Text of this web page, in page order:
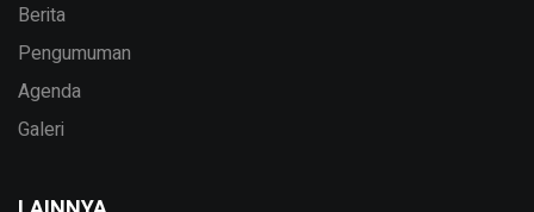
Berita
Pengumuman
Agenda
Galeri